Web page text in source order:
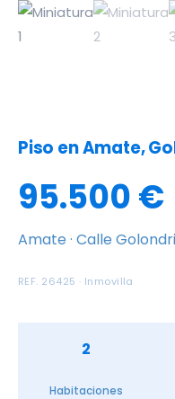
Piso en Amate,
95.500 €
Amate · Calle
REF. 26425 · Inmovilla
2
Habitaciones